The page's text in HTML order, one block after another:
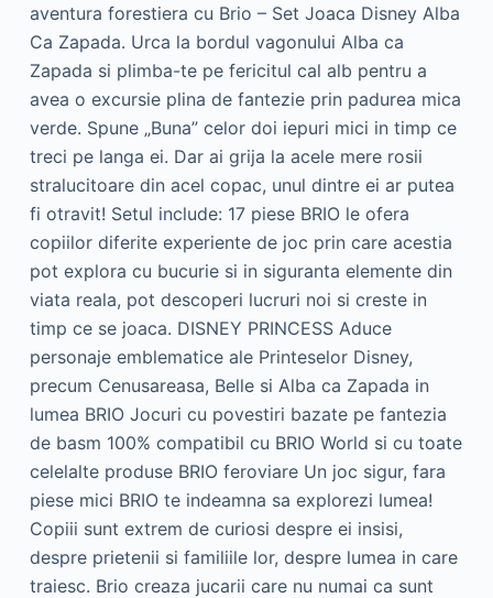
aventura forestiera cu Brio – Set Joaca Disney Alba
Ca Zapada. Urca la bordul vagonului Alba ca
Zapada si plimba-te pe fericitul cal alb pentru a
avea o excursie plina de fantezie prin padurea mica
verde. Spune „Buna” celor doi iepuri mici in timp ce
treci pe langa ei. Dar ai grija la acele mere rosii
stralucitoare din acel copac, unul dintre ei ar putea
fi otravit! Setul include: 17 piese BRIO le ofera
copiilor diferite experiente de joc prin care acestia
pot explora cu bucurie si in siguranta elemente din
viata reala, pot descoperi lucruri noi si creste in
timp ce se joaca. DISNEY PRINCESS Aduce
personaje emblematice ale Printeselor Disney,
precum Cenusareasa, Belle si Alba ca Zapada in
lumea BRIO Jocuri cu povestiri bazate pe fantezia
de basm 100% compatibil cu BRIO World si cu toate
celelalte produse BRIO feroviare Un joc sigur, fara
piese mici BRIO te indeamna sa explorezi lumea!
Copiii sunt extrem de curiosi despre ei insisi,
despre prietenii si familiile lor, despre lumea in care
traiesc. Brio creaza jucarii care nu numai ca sunt